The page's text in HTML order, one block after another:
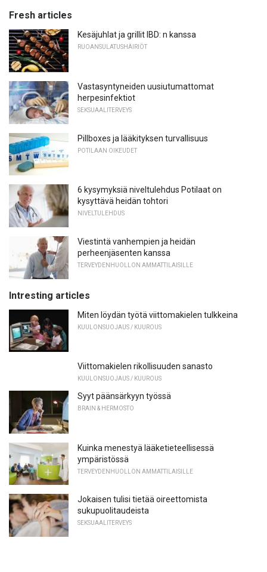
Fresh articles
Kesäjuhlat ja grillit IBD: n kanssa
RUOANSULATUSHÄIRIÖT
Vastasyntyneiden uusiutumattomat
herpesinfektiot
SEKSUAALITERVEYS
Pillboxes ja lääkityksen turvallisuus
POTILAAN OIKEUDET
6 kysymyksiä niveltulehdus Potilaat on
kysyttävä heidän tohtori
NIVELTULEHDUS
Viestintä vanhempien ja heidän
perheenjäsenten kanssa
TERVEYDENHUOLLON AMMATTILAISILLE
Intresting articles
Miten löydän työtä viittomakielen tulkkeina
KUULONSUOJAUS / KUUROUS
Viittomakielen rikollisuuden sanasto
KUULONSUOJAUS / KUUROUS
Syyt päänsärkyyn työssä
BRAIN & HERMOSTO
Kuinka menestyä lääketieteellisessä
ympäristössä
TERVEYDENHUOLLON AMMATTILAISILLE
Jokaisen tulisi tietää oireettomista
sukupuolitaudeista
SEKSUAALITERVEYS